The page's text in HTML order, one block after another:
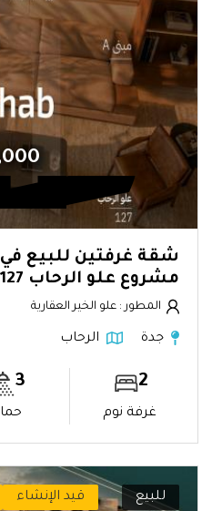
330,000
شقة غرفتين للبيع في
مشروع علو الرحاب 127
المطور : علو الخير العقارية
جدة الرحاب
2
غرفة نوم
3
للبيع قيد الإنشاء